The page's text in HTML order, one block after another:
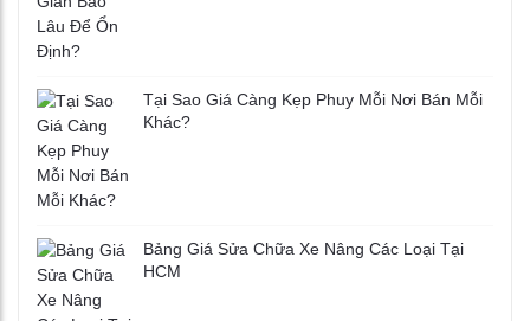
Tại Sao Giá Càng Kẹp Phuy Mỗi Nơi Bán Mỗi
Khác?
Bảng Giá Sửa Chữa Xe Nâng Các Loại Tại
HCM